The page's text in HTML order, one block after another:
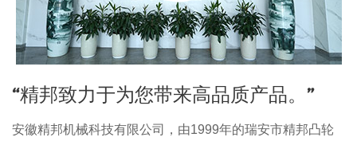
“精邦致力于为您带来高品质产品。”
安徽精邦机械科技有限公司，由1999年的瑞安市精邦凸轮